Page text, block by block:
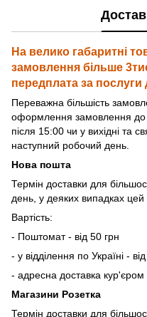
На велико габаритні
замовлення більше
передплата за послуги
Переважна більшість
оформлення замовлення до
після 15:00 чи у вихідні та
наступний робочий день.
Нова пошта
Термін доставки для
день, у деяких випадках цей
Вартість:
- Поштомат - від 50 грн
- у відділення по Україні -
- адресна доставка кур'єром
Магазини Розетка
Термін доставки для